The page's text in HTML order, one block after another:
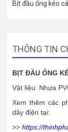
Bịt đầu ống kéo
THÔNG TIN
BỊT ĐẦU ỐNG
Vật liệu: Nhựa
Xem thêm các
dây điện tại:
>> https://